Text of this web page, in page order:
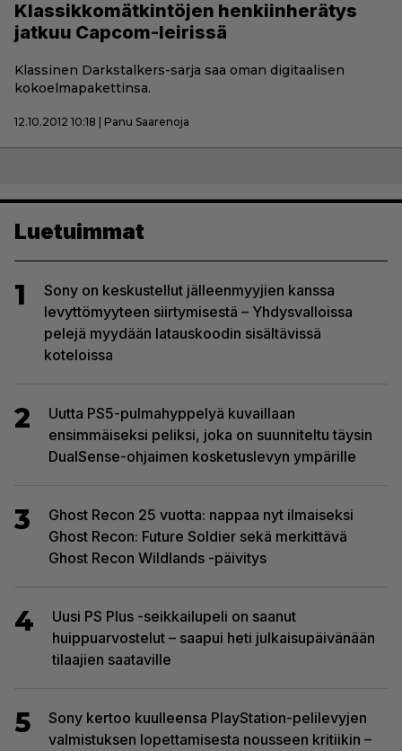
Klassikkomätkintöjen henkiinherätys
jatkuu Capcom-leirissä
Klassinen Darkstalkers-sarja saa oman digitaalisen
kokoelmapakettinsa.
12.10.2012 10:18 | Panu Saarenoja
Luetuimmat
1
Sony on keskustellut jälleenmyyjien kanssa
levyttömyyteen siirtymisestä – Yhdysvalloissa
pelejä myydään latauskoodin sisältävissä
koteloissa
2
Uutta PS5-pulmahyppelyä kuvaillaan
ensimmäiseksi peliksi, joka on suunniteltu täysin
DualSense-ohjaimen kosketuslevyn ympärille
3
Ghost Recon 25 vuotta: nappaa nyt ilmaiseksi
Ghost Recon: Future Soldier sekä merkittävä
Ghost Recon Wildlands -päivitys
4
Uusi PS Plus -seikkailupeli on saanut
huippuarvostelut – saapui heti julkaisupäivänään
tilaajien saataville
5
Sony kertoo kuulleensa PlayStation-pelilevyjen
valmistuksen lopettamisesta nousseen kritiikin –